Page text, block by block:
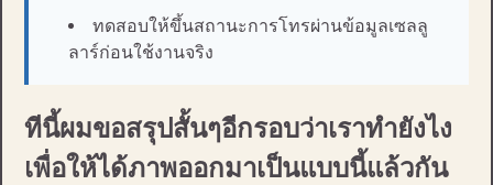
ทดสอบให้ขึ้นสถานะการโทรผ่านข้อมูลเซลลู
ลาร์ก่อนใช้งานจริง
ทีนี้ผมขอสรุปสั้นๆอีกรอบว่าเราทำยังไง
เพื่อให้ได้ภาพออกมาเป็นแบบนี้แล้วกัน